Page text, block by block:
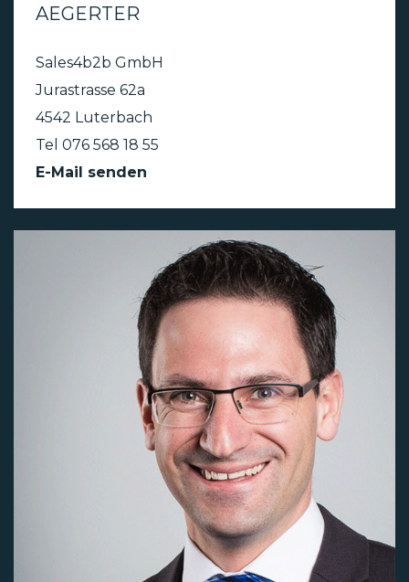
AEGERTER
Sales4b2b GmbH
Jurastrasse 62a
4542 Luterbach
Tel 076 568 18 55
E-Mail senden